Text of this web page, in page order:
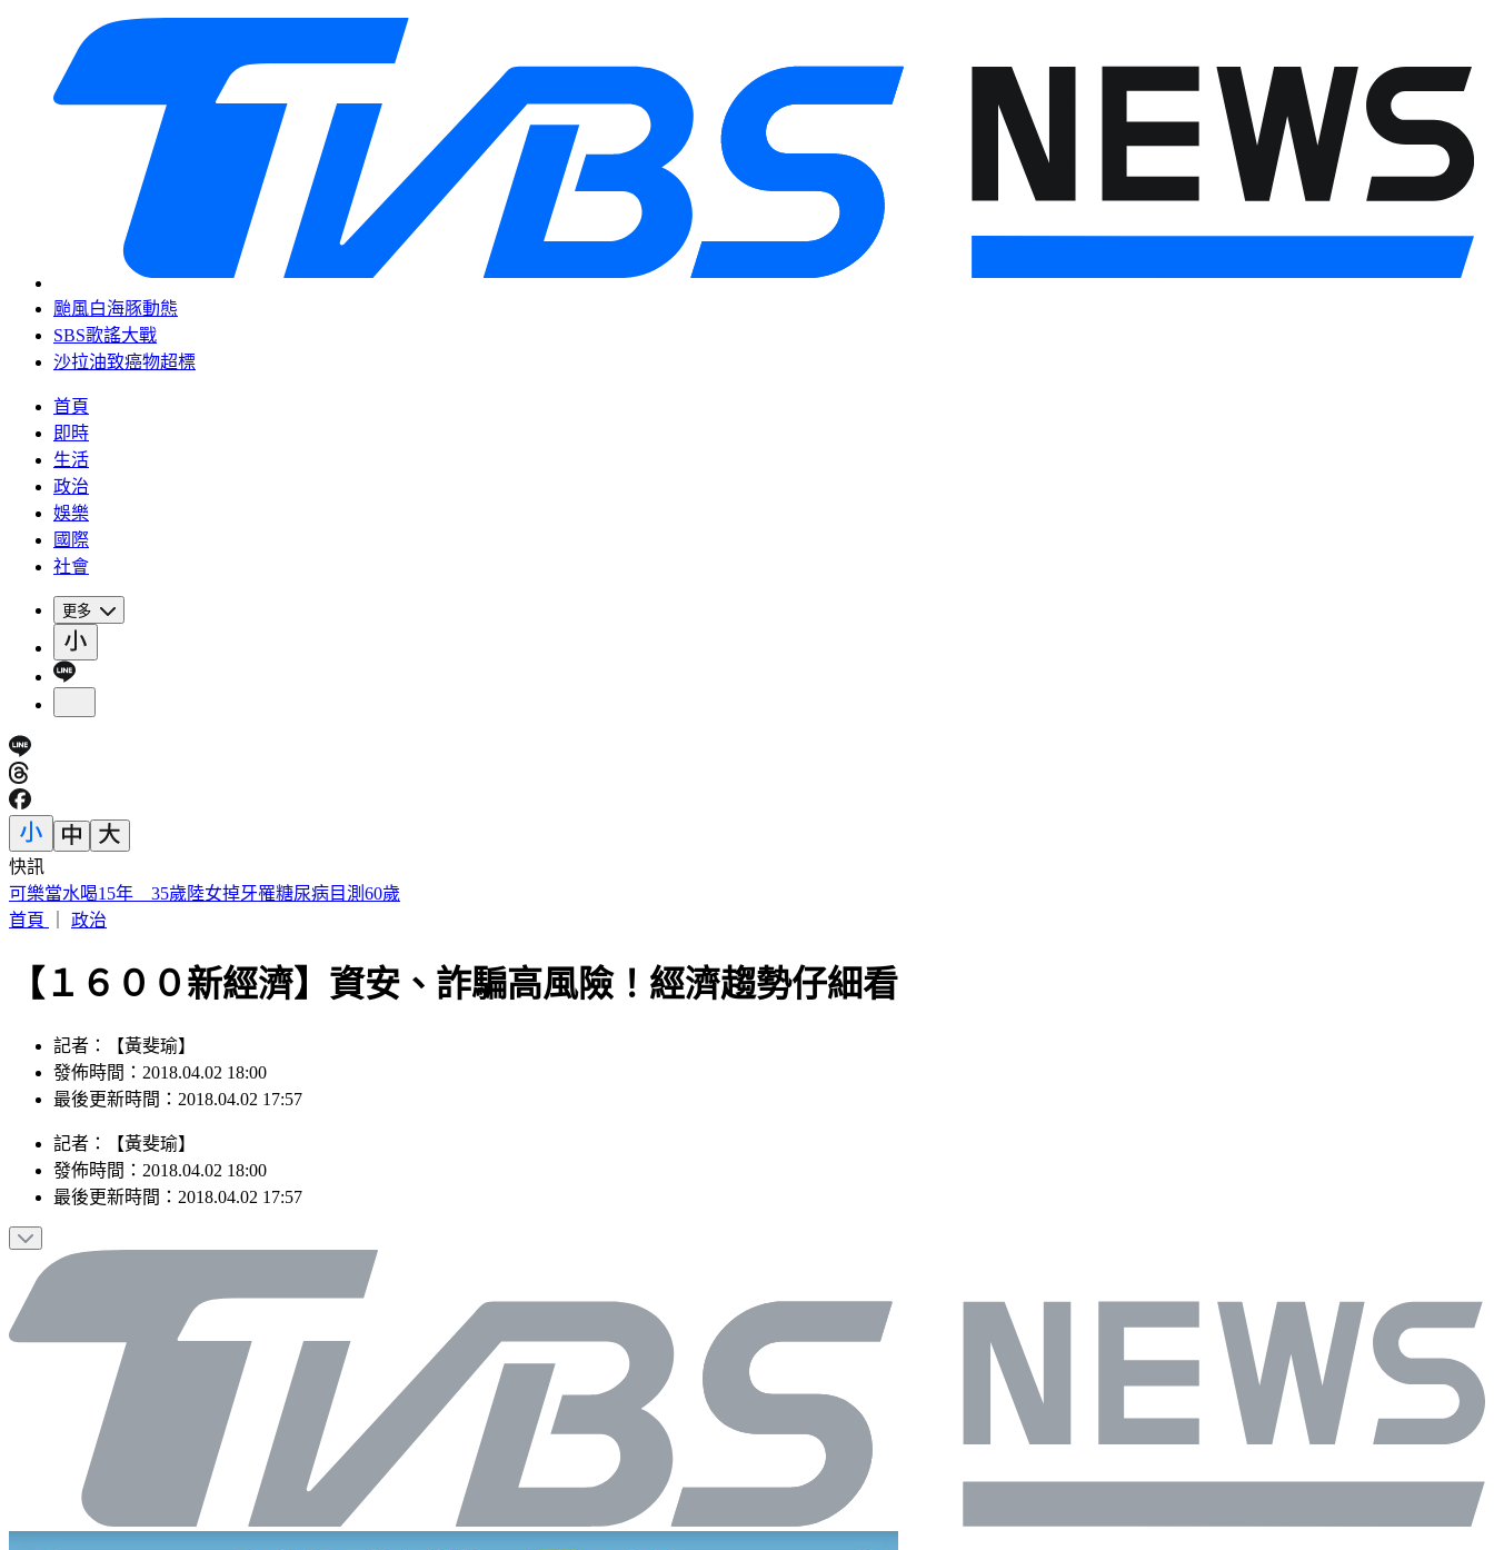
颱風白海豚動態
SBS歌謠大戰
沙拉油致癌物超標
首頁
即時
生活
政治
娛樂
國際
社會
更多
快訊
可樂當水喝15年 35歲陸女掉牙罹糖尿病目測60歲
首頁
政治
【１６００新經濟】資安、詐騙高風險！經濟趨勢仔細看
記者：【黃斐瑜】
發佈時間：2018.04.02 18:00
最後更新時間：2018.04.02 17:57
記者 ：
【黃斐瑜】
發佈時間： 2018.04.02 18:00
最後更新時間： 2018.04.02 17:57